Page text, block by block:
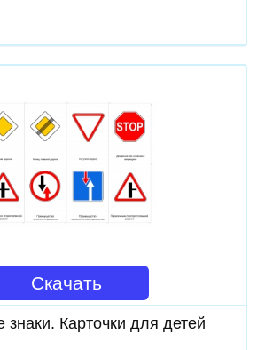
Скачать
Карточки для детей